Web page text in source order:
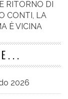
RITORNO DI
CONTI, LA
È VICINA
2026